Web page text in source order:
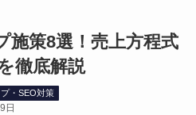
施策8選！売上方程式
徹底解説
・SEO対策
日